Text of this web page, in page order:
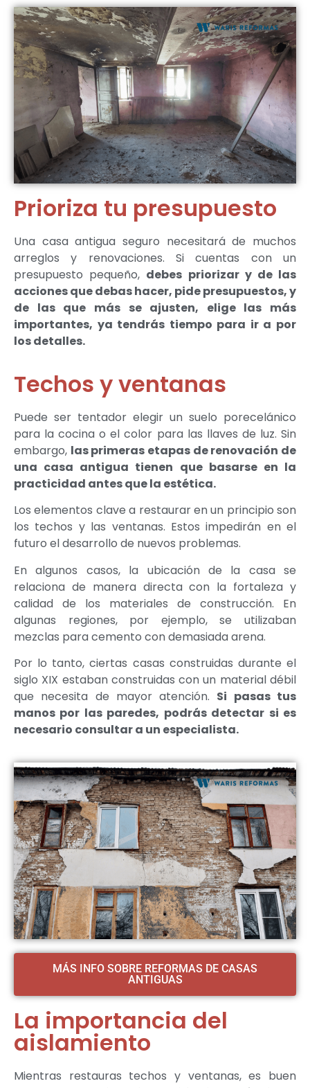
Prioriza tu presupuesto
Una casa antigua seguro necesitará de muchos
arreglos y renovaciones. Si cuentas con un
presupuesto pequeño, debes priorizar y de las
acciones que debas hacer, pide presupuestos, y
de las que más se ajusten, elige las más
importantes, ya tendrás tiempo para ir a por
los detalles.
Techos y ventanas
Puede ser tentador elegir un suelo porecelánico
para la cocina o el color para las llaves de luz. Sin
embargo, las primeras etapas de renovación de
una casa antigua tienen que basarse en la
practicidad antes que la estética.
Los elementos clave a restaurar en un principio son
los techos y las ventanas. Estos impedirán en el
futuro el desarrollo de nuevos problemas.
En algunos casos, la ubicación de la casa se
relaciona de manera directa con la fortaleza y
calidad de los materiales de construcción. En
algunas regiones, por ejemplo, se utilizaban
mezclas para cemento con demasiada arena.
Por lo tanto, ciertas casas construidas durante el
siglo XIX estaban construidas con un material débil
que necesita de mayor atención. Si pasas tus
manos por las paredes, podrás detectar si es
necesario consultar a un especialista.
MÁS INFO SOBRE REFORMAS DE CASAS
ANTIGUAS
La importancia del
aislamiento
Mientras restauras techos y ventanas, es buen